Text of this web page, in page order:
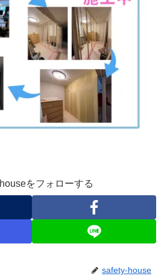
をフォローする
safety-house